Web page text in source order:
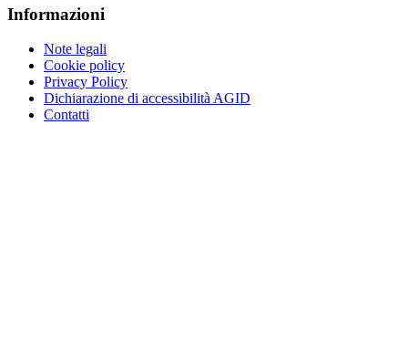
Informazioni
Note legali
Cookie policy
Privacy Policy
Dichiarazione di accessibilità AGID
Contatti